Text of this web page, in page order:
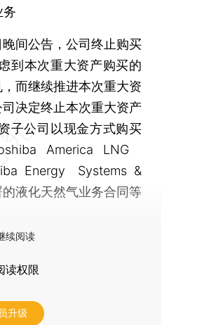
务
间公告，公司终止购买
到本次重大资产购买的
而继续推进本次重大资
决定终止本次重大资产
子公司以现金方式购买
America LNG
Energy Systems &
液化天然气业务合同等
续阅读
读权限
升级